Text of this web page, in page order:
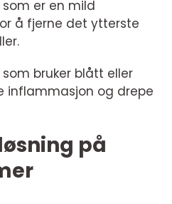
er en mild
å fjerne det ytterste
bruker blått eller
inflammasjon og drepe
på